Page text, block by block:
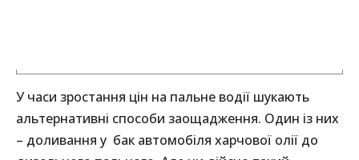
У часи зростання цін на пальне водії шукають
альтернативні способи заощадження. Один із них
– доливання у бак автомобіля харчової олії до